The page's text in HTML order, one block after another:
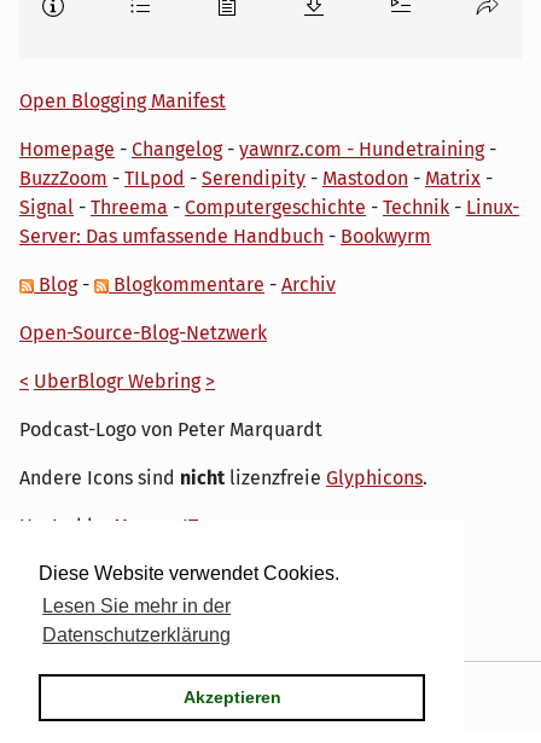
Diese Website verwendet Cookies.
Lesen Sie mehr in der
Datenschutzerklärung
Akzeptieren
Open Blogging Manifest
Homepage - Changelog- yawnrz.com - Hundetraining-
BuzzZoom - TILpod - Serendipity - Mastodon - Matrix -
Signal - Threema - Computergeschichte - Technik - Linux-
Server: Das umfassende Handbuch - Bookwyrm
Blog- Blogkommentare - Archiv
Open-Source-Blog-Netzwerk
< UberBlogr Webring >
Podcast-Logo von Peter Marquardt
Andere Icons sind nicht lizenzfreie Glyphicons.
Hosted by My own IT.
Serendipity& the dirk